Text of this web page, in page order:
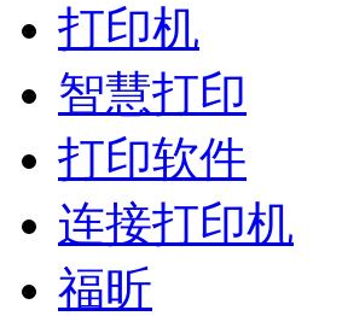
打印机
智慧打印
打印软件
连接打印机
福昕